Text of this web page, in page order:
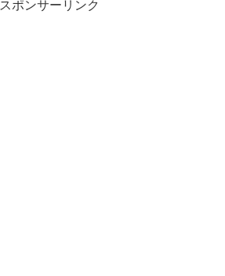
スポンサーリンク